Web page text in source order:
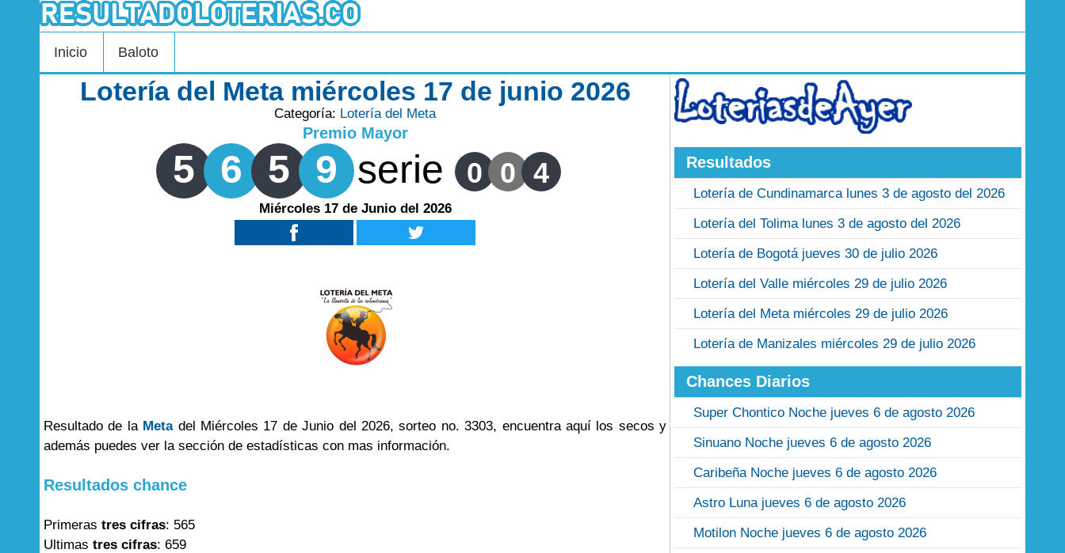
Inicio Baloto
Lotería del Meta miércoles 17 de junio 2026
Categoría: Lotería del Meta
Premio Mayor
5 6 5 9 serie 0 0 4
Miércoles 17 de Junio del 2026
Resultado de la Metadel Miércoles 17 de Junio del 2026, sorteo no. 3303, encuentra aquí los secos y
además puedes ver la sección de estadísticas con mas información.
Resultados chance
Primeras tres cifras: 565
Ultimas tres cifras: 659
Resultados
Lotería de Cundinamarca lunes 3 de agosto del 2026
Lotería del Tolima lunes 3 de agosto del 2026
Lotería de Bogotá jueves 30 de julio 2026
Lotería del Valle miércoles 29 de julio 2026
Lotería del Meta miércoles 29 de julio 2026
Lotería de Manizales miércoles 29 de julio 2026
Chances Diarios
Super Chontico Noche jueves 6 de agosto 2026
Sinuano Noche jueves 6 de agosto 2026
Caribeña Noche jueves 6 de agosto 2026
Astro Luna jueves 6 de agosto 2026
Motilon Noche jueves 6 de agosto 2026